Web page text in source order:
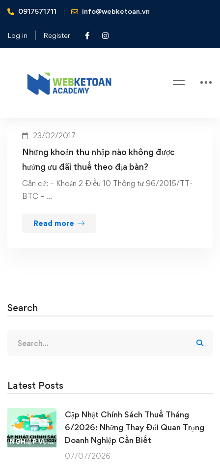
0917571711 info@webketoan.vn
Log in Register
Home Ưu đãi thuế TNDN theo địa bàn
Tag: Ưu đãi thuế TNDN theo địa
23/02/2017
Những khoản thu nhập nào không được
hưởng ưu đãi thuế theo địa bàn?
Căn cứ: – Khoản 2 Điều 10 Thông tư 96/2015/TT-
BTC – …
Read more
Search
for:
Latest Posts
NGHIỆP VỤ KẾ TOÁN & THUẾ
Cập Nhật Chính Sách Thuế Tháng
6/2026: Những Thay Đổi Quan Trọng
Doanh Nghiệp Cần Biết
07/07/2026